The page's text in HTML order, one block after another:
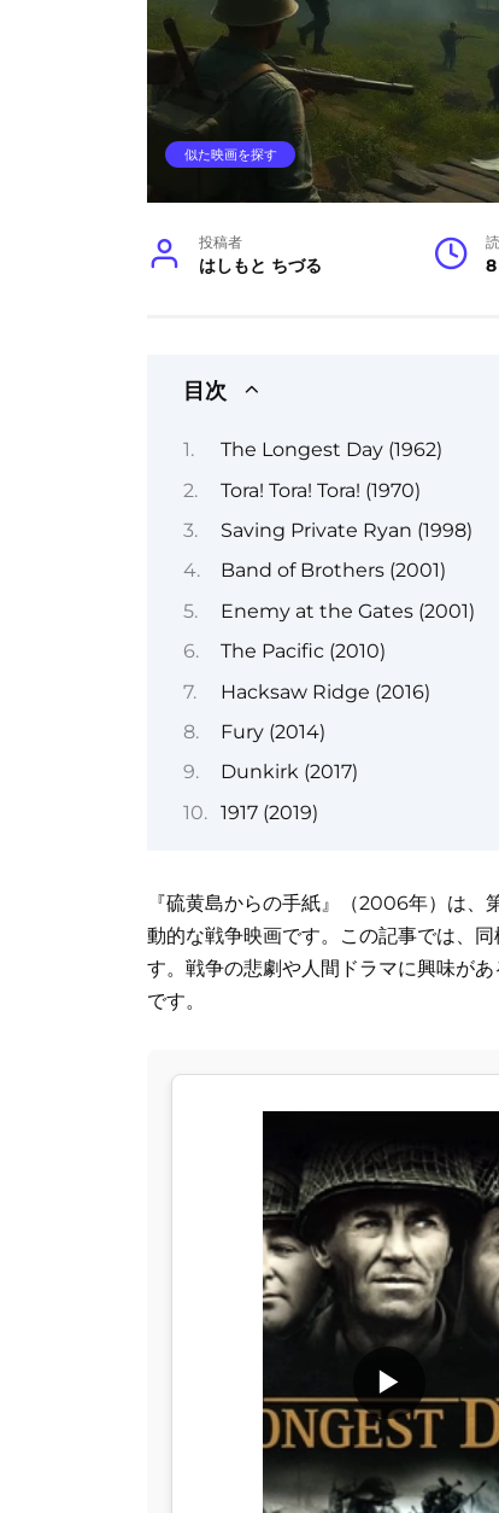
似た映画を探す
投稿者
はしもと ちづる 8
目次
The Longest Day (1962)
Tora! Tora! Tora! (1970)
Saving Private Ryan (1998)
Band of Brothers (2001)
Enemy at the Gates (2001)
The Pacific (2010)
Hacksaw Ridge (2016)
Fury (2014)
Dunkirk (2017)
1917 (2019)
『硫黄島からの手紙』（2006年）は
動的な戦争映画です。この記事では、
す。戦争の悲劇や人間ドラマに興味が
です。
▶